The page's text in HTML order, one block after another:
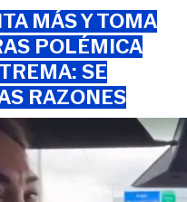
MÁS Y TOMA
POLÉMICA
SE
RAZONES